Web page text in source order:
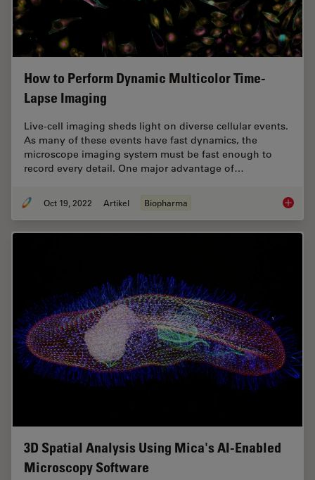
How to Perform Dynamic Multicolor Time-
Lapse Imaging
Live-cell imaging sheds light on diverse cellular events.
As many of these events have fast dynamics, the
microscope imaging system must be fast enough to
record every detail. One major advantage of…
Oct 19, 2022 Artikel Biopharma How to
3D Spatial Analysis Using Mica's AI-Enabled
Microscopy Software